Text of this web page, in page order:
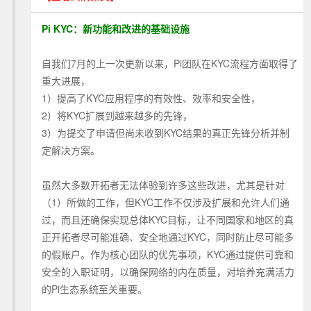
Pi KYC：新功能和改进的基础设施
自我们7月的上一次更新以来，Pi团队在KYC流程方面取得了
重大进展，
1）提高了KYC应用程序的有效性、效率和安全性，
2）将KYC扩展到越来越多的先锋，
3）为提交了申请但尚未收到KYC结果的真正先锋分析并制
定解决方案。
虽然大多数开拓者无法体验到许多这些改进，尤其是针对
（1）所做的工作，但KYC工作不仅涉及扩展和允许人们通
过，而且还确保实现总体KYC目标，让不同国家和地区的真
正开拓者尽可能准确、安全地通过KYC，同时防止尽可能多
的假账户。作为核心团队的优先事项，KYC通过提供可靠和
安全的入职证明，以确保网络的内在质量，对培养充满活力
的Pi生态系统至关重要。